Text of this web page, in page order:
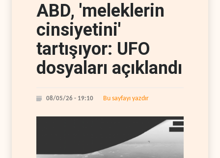
ABD, 'meleklerin
cinsiyetini'
tartışıyor: UFO
dosyaları açıklandı
08/05/26 - 19:10 Bu sayfayı yazdır